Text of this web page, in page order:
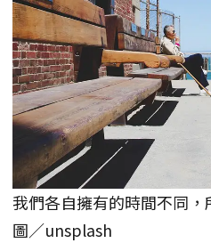
我們各自擁有的時間不同，
圖／unsplash